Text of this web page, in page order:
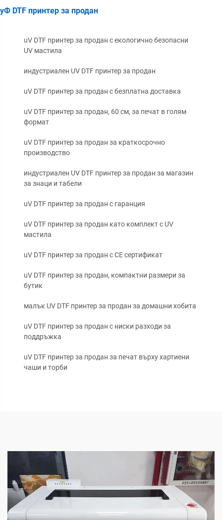
уФ DTF принтер за продан
uV DTF принтер за продан с екологично безопасни
UV мастила
индустриален UV DTF принтер за продан
uV DTF принтер за продан с безплатна доставка
uV DTF принтер за продан, 60 см, за печат в голям
формат
uV DTF принтер за продан за краткосрочно
производство
индустриален UV DTF принтер за продан за магазин
за знаци и табели
uV DTF принтер за продан с гаранция
uV DTF принтер за продан като комплект с UV
мастила
uV DTF принтер за продан с CE сертификат
uV DTF принтер за продан, компактни размери за
бутик
малък UV DTF принтер за продан за домашни хобита
uV DTF принтер за продан с ниски разходи за
поддръжка
uV DTF принтер за продан за печат върху хартиени
чаши и торби